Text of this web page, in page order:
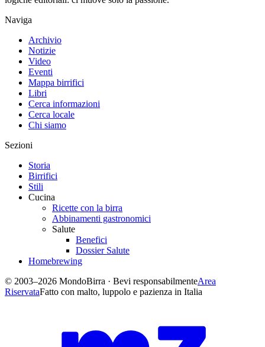
Naviga
Archivio
Notizie
Video
Eventi
Mappa birrifici
Libri
Cerca informazioni
Cerca locale
Chi siamo
Sezioni
Storia
Birrifici
Stili
Cucina
Ricette con la birra
Abbinamenti gastronomici
Salute
Benefici
Dossier Salute
Homebrewing
© 2003–2026 MondoBirra · Bevi responsabilmenteArea
RiservataFatto con malto, luppolo e pazienza in Italia